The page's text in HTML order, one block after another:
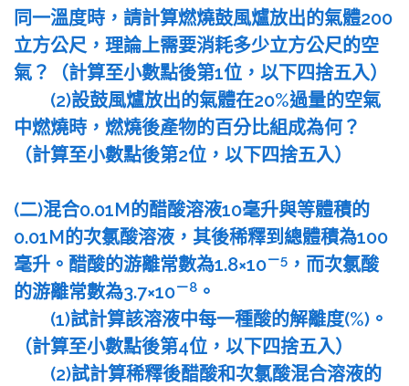
同一溫度時，請計算燃燒鼓風爐放出的氣體200
立方公尺，理論上需要消耗多少立方公尺的空
氣？（計算至小數點後第1位，以下四捨五入）
(2)設鼓風爐放出的氣體在20%過量的空氣
中燃燒時，燃燒後產物的百分比組成為何？
（計算至小數點後第2位，以下四捨五入）
(二)混合0.01M的醋酸溶液10毫升與等體積的
0.01M的次氯酸溶液，其後稀釋到總體積為100
毫升。醋酸的游離常數為1.8×10－5 ，而次氯酸
的游離常數為3.7×10－8 。
(1)試計算該溶液中每一種酸的解離度(%)。
（計算至小數點後第4位，以下四捨五入）
(2)試計算稀釋後醋酸和次氯酸混合溶液的